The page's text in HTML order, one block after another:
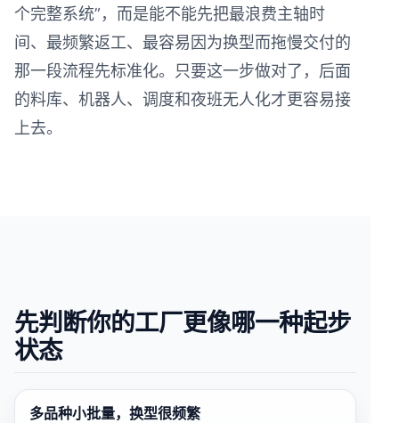
个完整系统”，而是能不能先把最浪费主轴时
间、最频繁返工、最容易因为换型而拖慢交付的
那一段流程先标准化。只要这一步做对了，后面
的料库、机器人、调度和夜班无人化才更容易接
上去。
先判断你的工厂更像哪一种起步
状态
多品种小批量，换型很频繁